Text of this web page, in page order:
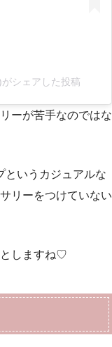
シェアした投稿
ーが苦手なのではな
というカジュアルな
リーをつけていない
としますね♡